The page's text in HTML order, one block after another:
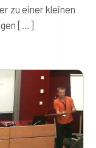
zu einer kleinen
[…]